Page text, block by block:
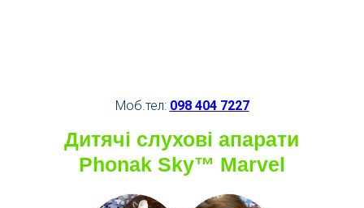
Моб.тел: 098 404 7227
Дитячі слухові апарати
Phonak Sky™ Marvel